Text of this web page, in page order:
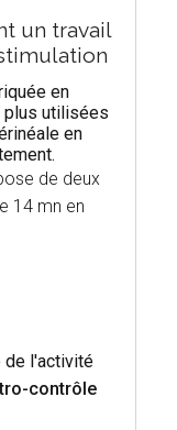
un travail
en
plus utilisées
en
de deux
14 mn en
de l'activité
contrôle